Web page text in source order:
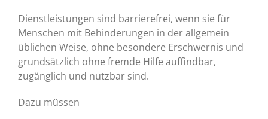
Dienstleistungen sind barrierefrei, wenn sie für
Menschen mit Behinderungen in der allgemein
üblichen Weise, ohne besondere Erschwernis und
grundsätzlich ohne fremde Hilfe auffindbar,
zugänglich und nutzbar sind.
Dazu müssen